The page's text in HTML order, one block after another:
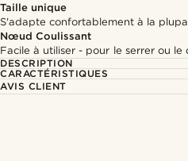
Taille unique
S'adapte confortablement à la
Nœud Coulissant
Facile à utiliser - pour le serrer ou le
DESCRIPTION
CARACTÉRISTIQUES
AVIS CLIENT